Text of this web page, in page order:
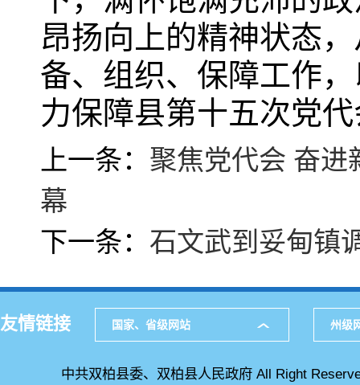
昂扬向上的精神状态
备、组织、保障工作
力保障县第十五次党
上一条： 聚焦党代会 奋进
幕
下一条： 石文武到妥甸镇
友情链接 国家、省级网站 州级
中共双柏县委、双柏县人民政府 All Right